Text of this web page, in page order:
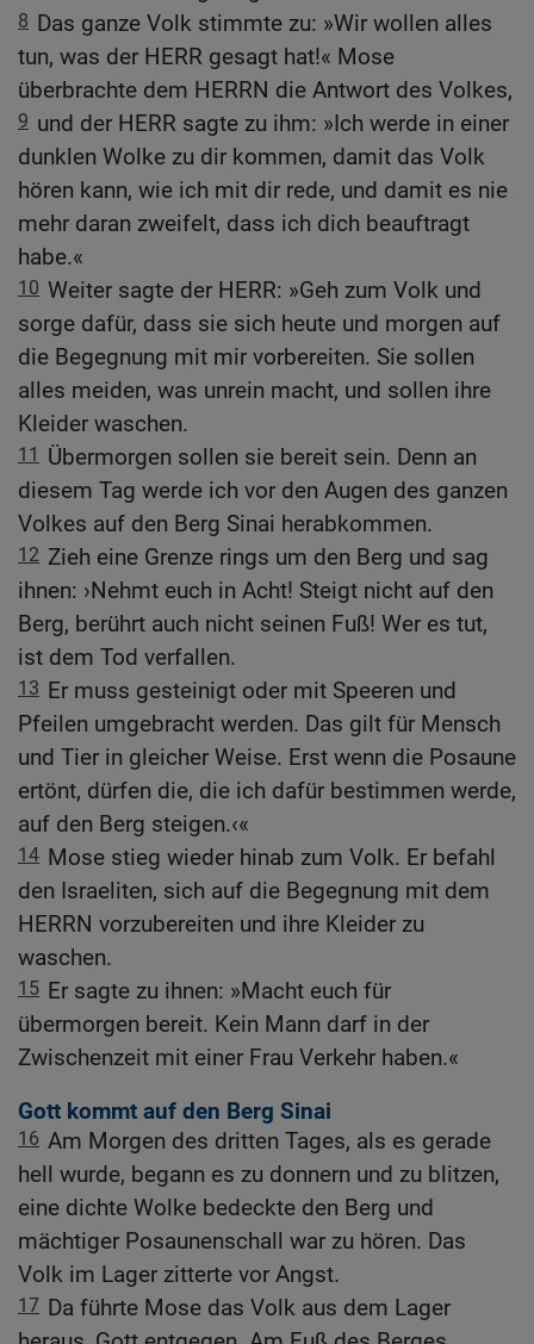
8 Das ganze Volk stimmte zu: »Wir wollen alles
tun, was der HERR gesagt hat!« Mose
überbrachte dem HERRN die Antwort des Volkes,
9 und der HERR sagte zu ihm: »Ich werde in einer
dunklen Wolke zu dir kommen, damit das Volk
hören kann, wie ich mit dir rede, und damit es nie
mehr daran zweifelt, dass ich dich beauftragt
habe.«
10 Weiter sagte der HERR: »Geh zum Volk und
sorge dafür, dass sie sich heute und morgen auf
die Begegnung mit mir vorbereiten. Sie sollen
alles meiden, was unrein macht, und sollen ihre
Kleider waschen.
11
Übermorgen sollen sie bereit sein. Denn an
diesem Tag werde ich vor den Augen des ganzen
Volkes auf den Berg Sinai herabkommen.
12 Zieh eine Grenze rings um den Berg und sag
ihnen: ›Nehmt euch in Acht! Steigt nicht auf den
Berg, berührt auch nicht seinen Fuß! Wer es tut,
ist dem Tod verfallen.
13 Er muss gesteinigt oder mit Speeren und
Pfeilen umgebracht werden. Das gilt für Mensch
und Tier in gleicher Weise. Erst wenn die Posaune
ertönt, dürfen die, die ich dafür bestimmen werde,
auf den Berg steigen.‹«
14 Mose stieg wieder hinab zum Volk. Er befahl
den Israeliten, sich auf die Begegnung mit dem
HERRN vorzubereiten und ihre Kleider zu
waschen.
15 Er sagte zu ihnen: »Macht euch für
übermorgen bereit. Kein Mann darf in der
Zwischenzeit mit einer Frau Verkehr haben.«
Gott kommt auf den Berg Sinai
16 Am Morgen des dritten Tages, als es gerade
hell wurde, begann es zu donnern und zu blitzen,
eine dichte Wolke bedeckte den Berg und
mächtiger Posaunenschall war zu hören. Das
Volk im Lager zitterte vor Angst.
17 Da führte Mose das Volk aus dem Lager